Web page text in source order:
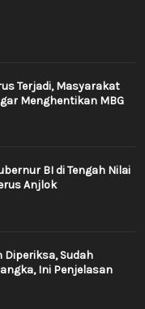
Terjadi, Masyarakat
Menghentikan MBG
BI di Tengah Nilai
Anjlok
Diperiksa, Sudah
Ini Penjelasan